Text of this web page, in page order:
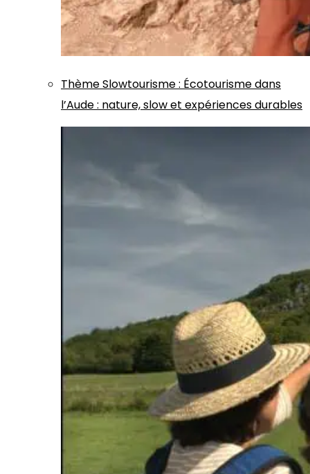
ThèmeSlowtourisme: Écotourisme dans
l’Aude : nature, slow et expériences durables